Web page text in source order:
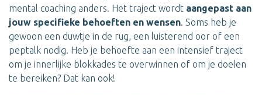
mental coaching anders. Het traject wordt aangepast aan
jouw specifieke behoeften en wensen . Soms heb je
gewoon een duwtje in de rug, een luisterend oor of een
peptalk nodig. Heb je behoefte aan een intensief traject
om je innerlijke blokkades te overwinnen of om je doelen
te bereiken? Dat kan ook!